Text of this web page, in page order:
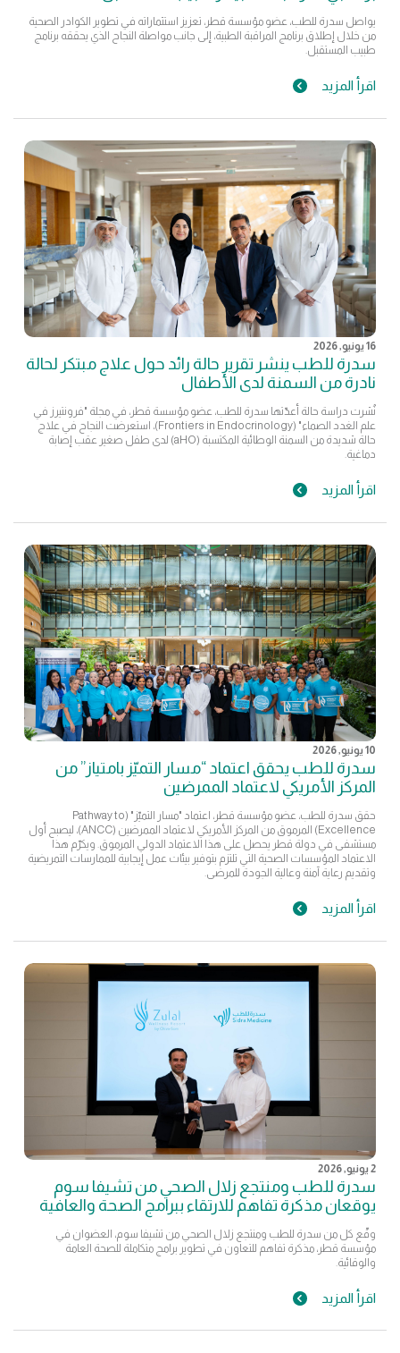
يواصل سدرة للطب، عضو مؤسسة قطر، تعزيز استثماراته في تطوير الكوادر الصحية
من خلال إطلاق برنامج المراقبة الطبية، إلى جانب مواصلة النجاح الذي يحققه برنامج
طبيب المستقبل.
اقرأ المزيد
16 يونيو, 2026
سدرة للطب ينشر تقرير حالة رائد حول علاج مبتكر لحالة
نادرة من السمنة لدى الأطفال
نُشرت دراسة حالة أعدّتها سدرة للطب، عضو مؤسسة قطر، في مجلة "فرونتيرز في
علم الغدد الصماء" (Frontiers in Endocrinology)، استعرضت النجاح في علاج
حالة شديدة من السمنة الوطائية المكتسبة (aHO) لدى طفل صغير عقب إصابة
دماغية.
اقرأ المزيد
10 يونيو, 2026
سدرة للطب يحقق اعتماد “مسار التميّز بامتياز” من
المركز الأمريكي لاعتماد الممرضين
حقق سدرة للطب، عضو مؤسسة قطر، اعتماد "مسار التميّز" (Pathway to
Excellence) المرموق من المركز الأمريكي لاعتماد الممرضين (ANCC)، ليصبح أول
مستشفى في دولة قطر يحصل على هذا الاعتماد الدولي المرموق. ويكرّم هذا
الاعتماد المؤسسات الصحية التي تلتزم بتوفير بيئات عمل إيجابية للممارسات التمريضية
وتقديم رعاية آمنة وعالية الجودة للمرضى.
اقرأ المزيد
2 يونيو, 2026
سدرة للطب ومنتجع زلال الصحي من تشيفا سوم
يوقعان مذكرة تفاهم للارتقاء ببرامج الصحة والعافية
وقّع كل من سدرة للطب ومنتجع زلال الصحي من تشيفا سوم، العضوان في
مؤسسة قطر، مذكرة تفاهم للتعاون في تطوير برامج متكاملة للصحة العامة
والوقائية.
اقرأ المزيد